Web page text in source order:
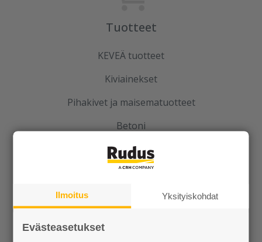
Tuotteet
KEVEÄ tuotteet
Kiviainekset
Pihakivet ja maisematuotteet
Betoni
Kaivot ja putket
Infraelementit
Porraselementit
Ilmoitus Yksityiskohdat
Evästeasetukset